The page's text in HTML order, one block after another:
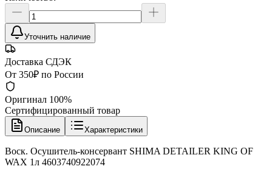
Уточнить наличие
Доставка СДЭК
От 350₽ по России
Оригинал 100%
Сертифицированный товар
Описание Характеристики
Воск. Осушитель-консервант SHIMA DETAILER KING OF
WAX 1л 4603740922074